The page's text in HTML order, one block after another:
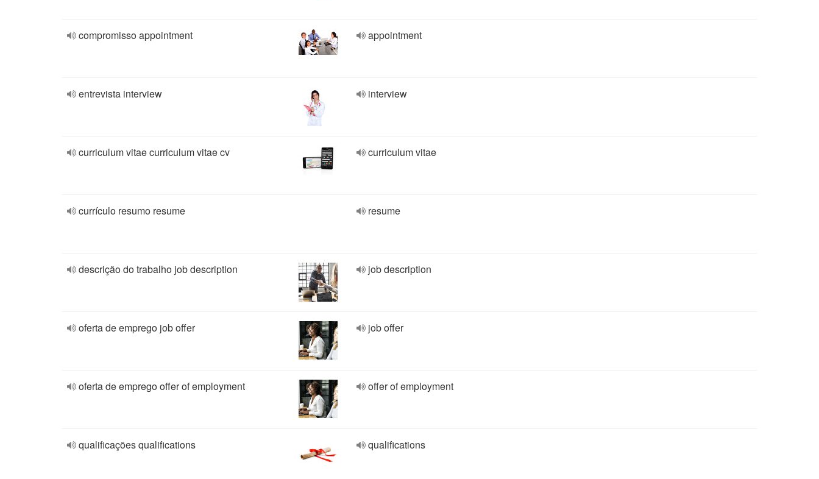
compromisso appointment appointment
entrevista interview interview
curriculum vitae curriculum vitae cv curriculum vitae
currículo resumo resume resume
descrição do trabalho job description job description
oferta de emprego job offer job offer
oferta de emprego offer of employment offer of employment
qualificações qualifications qualifications